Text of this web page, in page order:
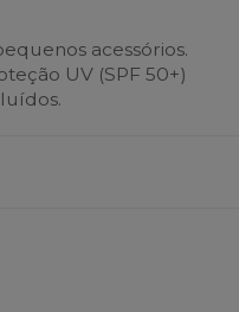
acessórios.
UV (SPF 50+)